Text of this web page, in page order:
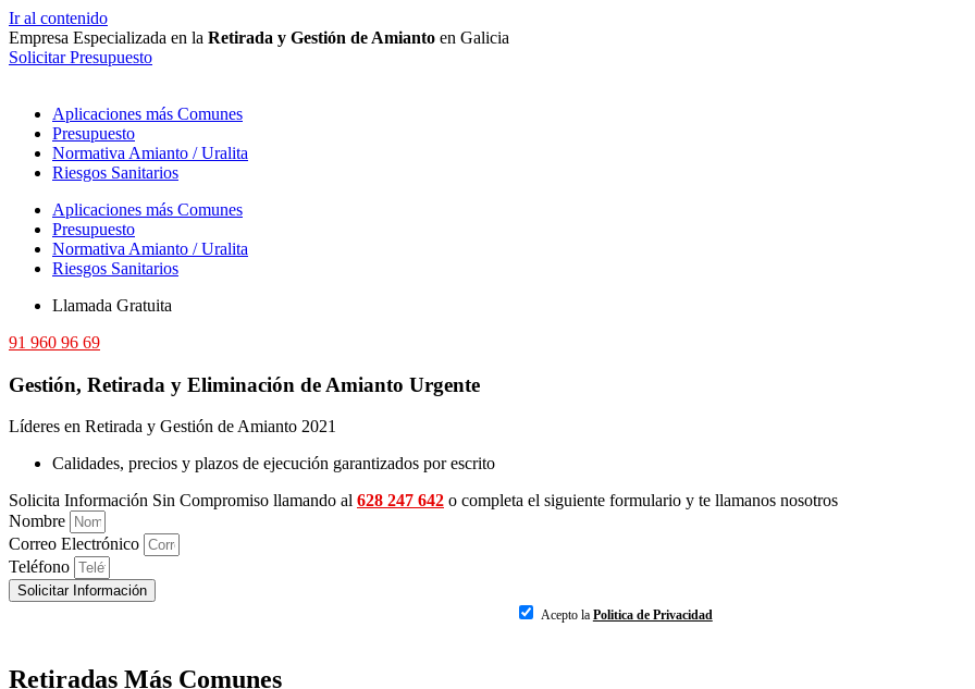
Ir al contenido
Empresa Especializada en la Retirada y Gestión de Amianto en Galicia
Solicitar Presupuesto
Aplicaciones más Comunes
Presupuesto
Normativa Amianto / Uralita
Riesgos Sanitarios
Aplicaciones más Comunes
Presupuesto
Normativa Amianto / Uralita
Riesgos Sanitarios
Llamada Gratuita
91 960 96 69
Gestión, Retirada y Eliminación de Amianto Urgente
Líderes en Retirada y Gestión de Amianto 2021
Calidades, precios y plazos de ejecución garantizados por escrito
Solicita Información Sin Compromiso llamando al 628 247 642 o completa el siguiente formulario y te llamanos nosotros
Nombre
Correo Electrónico
Teléfono
Solicitar Información
Acepto la Politica de Privacidad
Retiradas Más Comunes